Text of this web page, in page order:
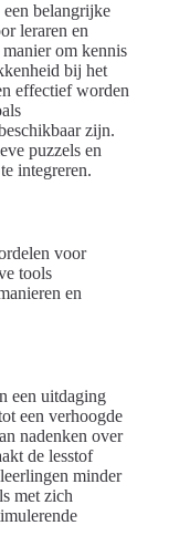
belangrijke
leraren en
om kennis
bij het
effectief worden
zijn.
puzzels en
integreren.
voor
tools
en
een uitdaging
een verhoogde
nadenken over
de lesstof
minder
met zich